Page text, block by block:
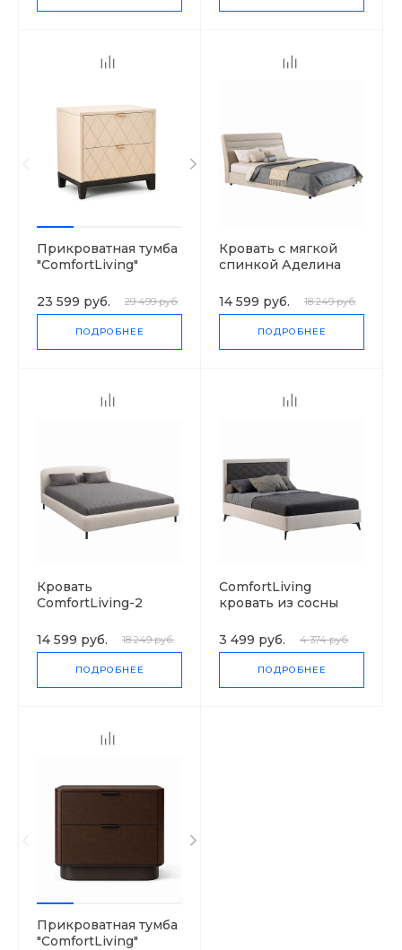
Прикроватная тумба
"ComfortLiving"
23 599 руб. 29 499 руб.
ПОДРОБНЕЕ
Кровать с мягкой
спинкой Аделина
14 599 руб. 18 249 руб.
ПОДРОБНЕЕ
Кровать
ComfortLiving-2
14 599 руб. 18 249 руб.
ПОДРОБНЕЕ
ComfortLiving
кровать из сосны
3 499 руб. 4 374 руб.
ПОДРОБНЕЕ
Прикроватная тумба
"ComfortLiving"